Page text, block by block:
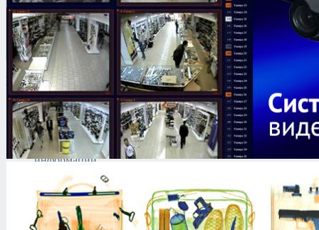
Каталог
Антитеррористическое
оборудование
Поиск и выявление
каналов утечки
информации
Технические средства
защиты информации
Тепловизоры
Криминалистическая
техника